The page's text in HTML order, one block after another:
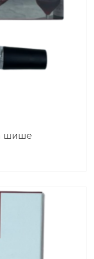
шише